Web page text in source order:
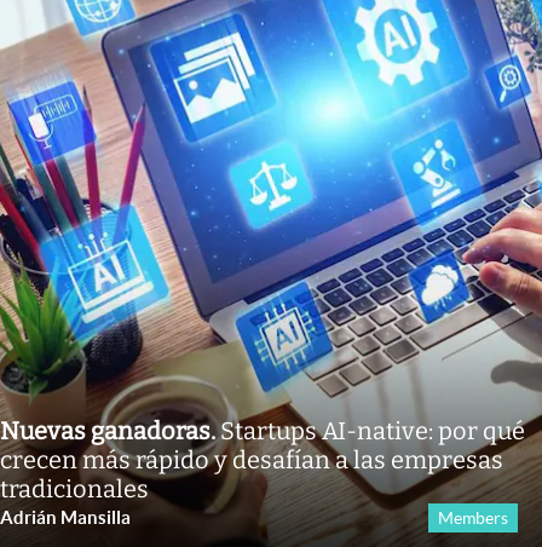
Nuevas ganadoras.Startups AI-native: por qué
crecen más rápido y desafían a las empresas
tradicionales
Adrián Mansilla Members